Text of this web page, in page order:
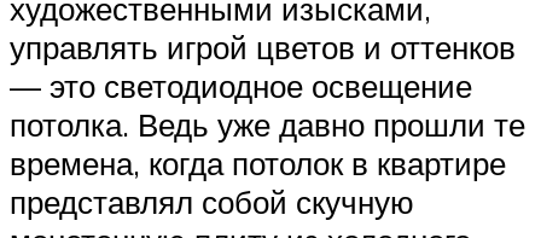
художественными изысками,
управлять игрой цветов и оттенков
— это светодиодное освещение
потолка. Ведь уже давно прошли те
времена, когда потолок в квартире
представлял собой скучную